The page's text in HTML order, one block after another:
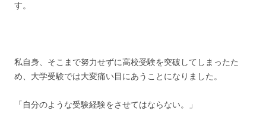
す。
私自身、そこまで努力せずに高校受験を突破してしまったた
め、大学受験では大変痛い目にあうことになりました。
「自分のような受験経験をさせてはならない。」